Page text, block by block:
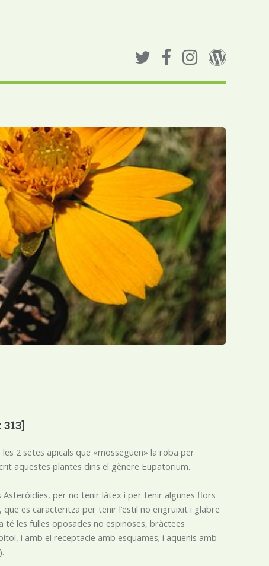
2 setes apicals que «mosseguen» la roba per
aquestes plantes dins el gènere Eupatorium.
Asteròidies, per no tenir làtex i per tenir algunes flors
es caracteritza per tenir l’estil no engruixit i glabre
té les fulles oposades no espinoses, bràctees
i amb el receptacle amb esquames; i aquenis amb